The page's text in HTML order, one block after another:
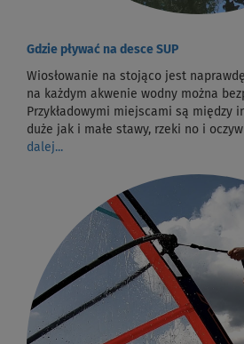
Gdzie pływać na desce SUP
Wiosłowanie na stojąco jest
na każdym akwenie wodny można
Przykładowymi miejscami są między
duże jak i małe stawy, rzeki no i
dalej...